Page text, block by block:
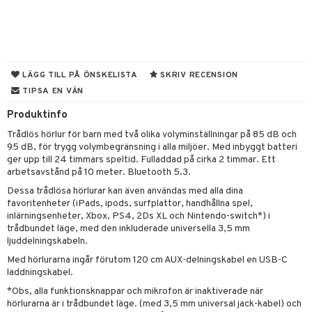
LÄGG TILL PÅ ÖNSKELISTA
SKRIV RECENSION
TIPSA EN VÄN
Produktinfo
Trådlös hörlur för barn med två olika volyminställningar på 85 dB och
95 dB, för trygg volymbegränsning i alla miljöer. Med inbyggt batteri
ger upp till 24 timmars speltid. Fulladdad på cirka 2 timmar. Ett
arbetsavstånd på 10 meter. Bluetooth 5.3.
Dessa trådlösa hörlurar kan även användas med alla dina
favoritenheter (iPads, ipods, surfplattor, handhållna spel,
inlärningsenheter, Xbox, PS4, 2Ds XL och Nintendo-switch*) i
trådbundet läge, med den inkluderade universella 3,5 mm
ljuddelningskabeln.
Med hörlurarna ingår förutom 120 cm AUX-delningskabel en USB-C
laddningskabel.
*Obs, alla funktionsknappar och mikrofon är inaktiverade när
hörlurarna är i trådbundet läge. (med 3,5 mm universal jack-kabel) och
& Strumpor
leksaker
gå vagnar
Klossar
Builder
Pet Shop
Born
Stockholm
& Gungdjur
bitar
svar